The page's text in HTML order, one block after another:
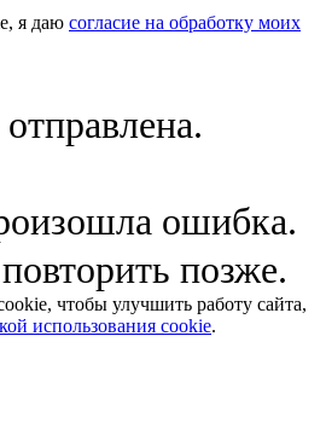
я даю согласие на обработку моих
ошибка.
позже.
чтобы улучшить работу сайта,
использования cookie.